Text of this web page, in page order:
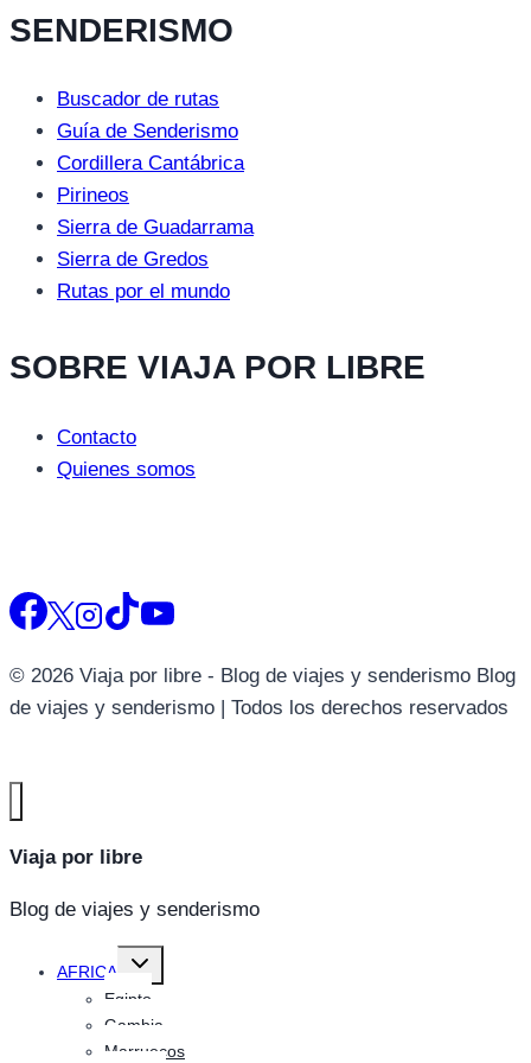
SENDERISMO
Buscador de rutas
Guía de Senderismo
Cordillera Cantábrica
Pirineos
Sierra de Guadarrama
Sierra de Gredos
Rutas por el mundo
SOBRE VIAJA POR LIBRE
Contacto
Quienes somos
© 2026 Viaja por libre - Blog de viajes y senderismo Blog
de viajes y senderismo | Todos los derechos reservados
Viaja por libre
Blog de viajes y senderismo
AFRICA
Alternar
hijo
Egipto
Gambia
Marruecos